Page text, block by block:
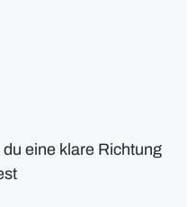
eine klare Richtung